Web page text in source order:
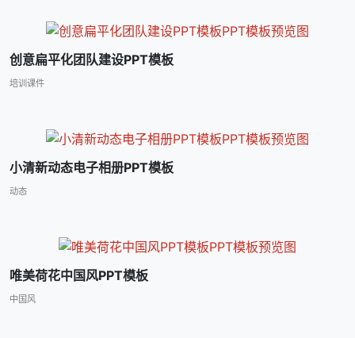
创意扁平化团队建设PPT模板
培训课件
小清新动态电子相册PPT模板
动态
唯美荷花中国风PPT模板
中国风